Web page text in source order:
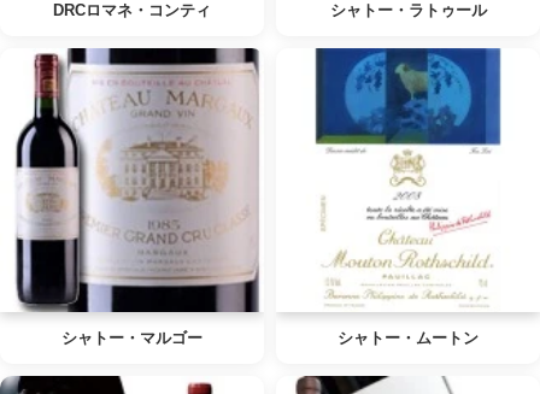
DRCロマネ・コンティ シャトー・ラトゥール
シャトー・マルゴー シャトー・ムートン